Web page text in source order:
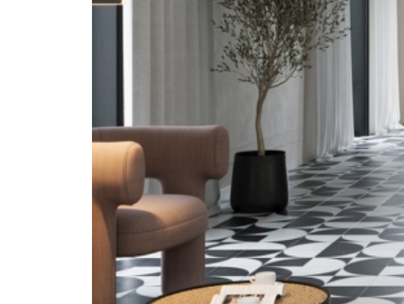
Porta System
Sistem de glisare fără toc
Black
Slide
Efekt
Ușă de intrare în apartament
bicoloră
Hide